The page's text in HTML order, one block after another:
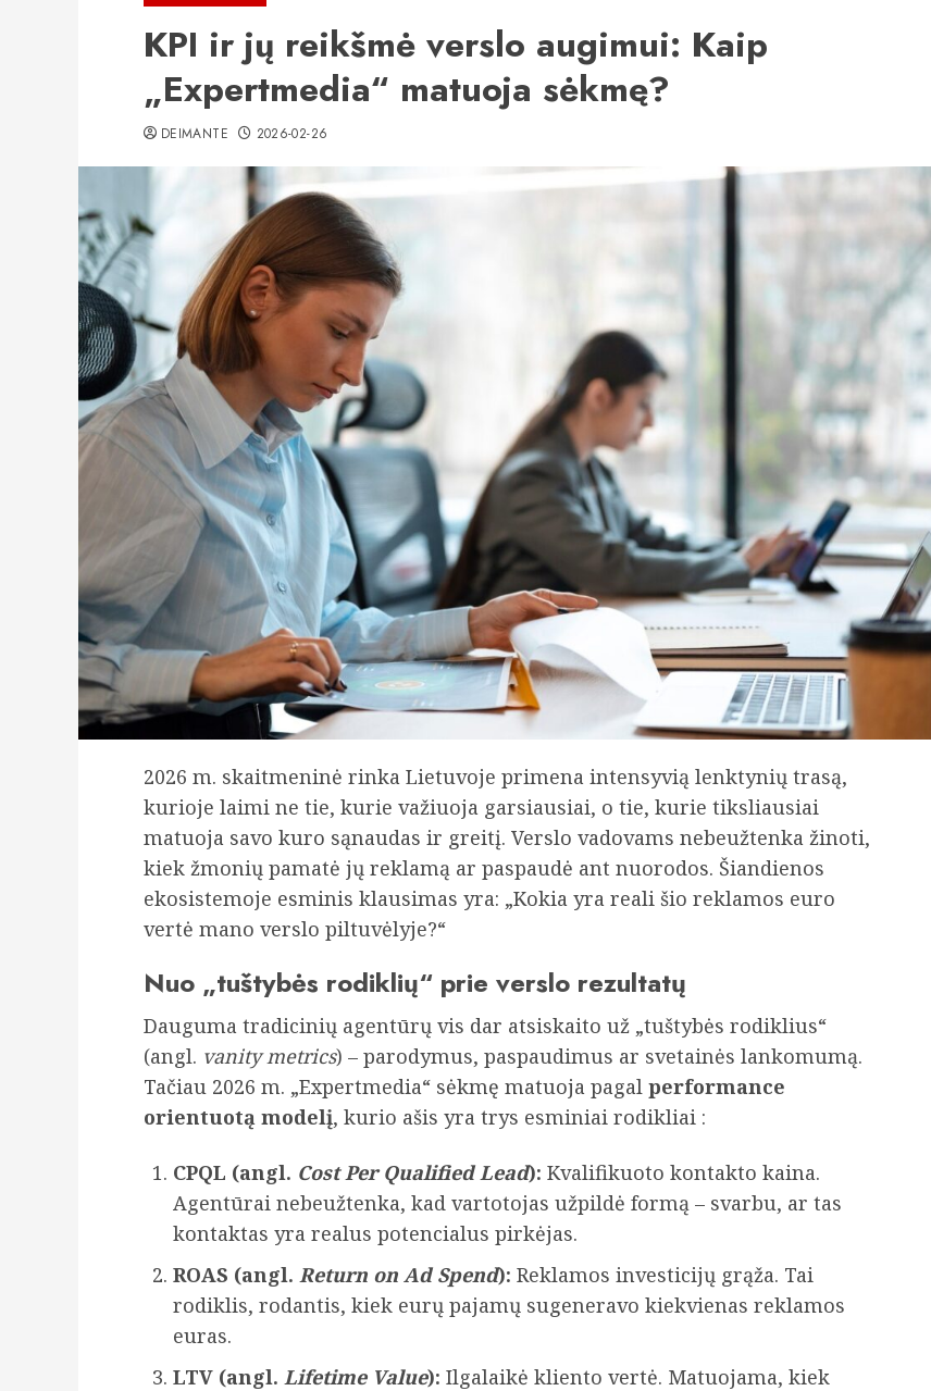
KPI ir jų reikšmė verslo augimui: Kaip
„Expertmedia“ matuoja sėkmę?
DEIMANTE 2026-02-26
2026 m. skaitmeninė rinka Lietuvoje primena intensyvią lenktynių trasą,
kurioje laimi ne tie, kurie važiuoja garsiausiai, o tie, kurie tiksliausiai
matuoja savo kuro sąnaudas ir greitį. Verslo vadovams nebeužtenka žinoti,
kiek žmonių pamatė jų reklamą ar paspaudė ant nuorodos. Šiandienos
ekosistemoje esminis klausimas yra: „Kokia yra reali šio reklamos euro
vertė mano verslo piltuvėlyje?“
Nuo „tuštybės rodiklių“ prie verslo rezultatų
Dauguma tradicinių agentūrų vis dar atsiskaito už „tuštybės rodiklius“
(angl. vanity metrics) – parodymus, paspaudimus ar svetainės lankomumą.
Tačiau 2026 m. „Expertmedia“ sėkmę matuoja pagal performance
orientuotą modelį, kurio ašis yra trys esminiai rodikliai :
CPQL (angl. Cost Per Qualified Lead): Kvalifikuoto kontakto kaina.
Agentūrai nebeužtenka, kad vartotojas užpildė formą – svarbu, ar tas
kontaktas yra realus potencialus pirkėjas.
ROAS (angl. Return on Ad Spend): Reklamos investicijų grąža. Tai
rodiklis, rodantis, kiek eurų pajamų sugeneravo kiekvienas reklamos
euras.
LTV (angl. Lifetime Value): Ilgalaikė kliento vertė. Matuojama, kiek